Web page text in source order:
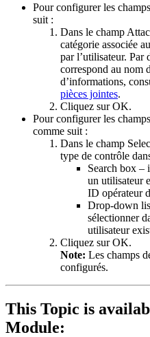
Pour configurer les
suit :
Dans le champ
catégorie associée
par l’utilisateur. Par
correspond au nom
d’informations,
pièces jointes.
Cliquez surOK.
Pour configurer les
comme suit :
Dans le champ
type de contrôle
Search box –
un utilisateur
ID opérateur
Drop-down
sélectionner
utilisateur
Cliquez surOK.
Note: Les champs
configurés.
This Topic is
Module: